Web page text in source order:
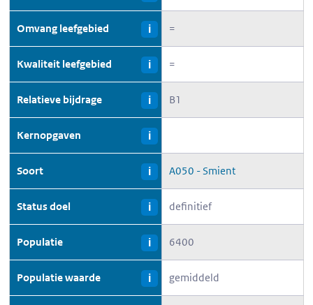
Omvang leefgebied i =
Kwaliteit leefgebied i =
Relatieve bijdrage i B1
Kernopgaven i
Soort i A050 - Smient
Status doel i definitief
Populatie i 6400
Populatie waarde i gemiddeld